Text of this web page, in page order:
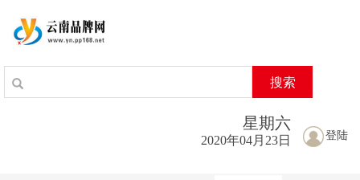
搜索
登陆
星期六
2020年04月23日